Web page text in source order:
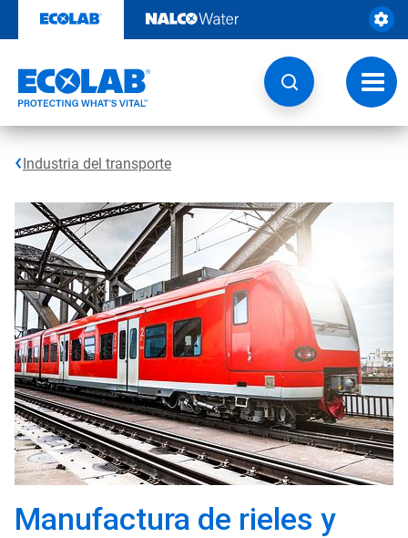
contenido
Botón
de
Industria del transporte
Manufactura de rieles y